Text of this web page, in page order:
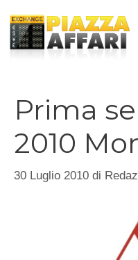
contenuto
Prima
2010
30 Luglio 2010 di